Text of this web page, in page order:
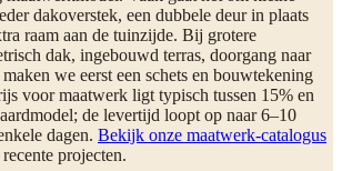
dakoverstek, een dubbele deur in plaats
raam aan de tuinzijde. Bij grotere
dak, ingebouwd terras, doorgang naar
we eerst een schets en bouwtekening
voor maatwerk ligt typisch tussen 15% en
de levertijd loopt op naar 6–10
dagen. Bekijk onze maatwerk-catalogus
projecten.